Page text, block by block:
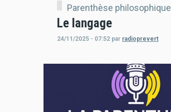
Parenthèse philosophique
Le langage
24/11/2025 - 07:52 par radioprevert